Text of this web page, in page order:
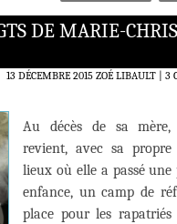
DE MARIE-
13 DÉCEMBRE 2015 ZOÉ LIBAULT 3
Au décès de sa
revient, avec sa
lieux où elle a passé une
enfance, un camp de
place pour les